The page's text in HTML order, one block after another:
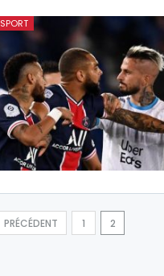
SPORT
PRÉCÉDENT 1 2